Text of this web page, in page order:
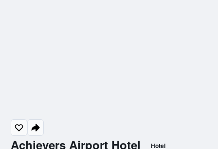
Achievers Airport Hotel Hotel